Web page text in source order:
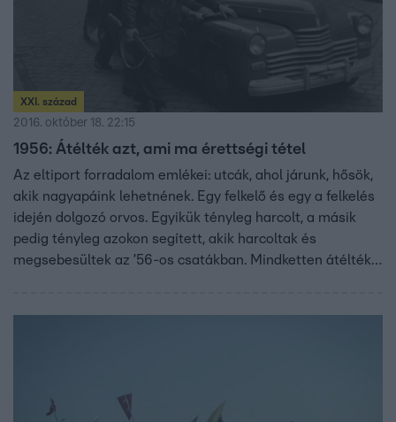
XXI. század
2016. október 18. 22:15
1956: Átélték azt, ami ma érettségi tétel
Az eltiport forradalom emlékei: utcák, ahol járunk, hősök,
akik nagyapáink lehetnének. Egy felkelő és egy a felkelés
idején dolgozó orvos. Egyikük tényleg harcolt, a másik
pedig tényleg azokon segített, akik harcoltak és
megsebesültek az ’56-os csatákban. Mindketten átélték